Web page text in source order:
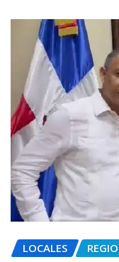
LOCALES